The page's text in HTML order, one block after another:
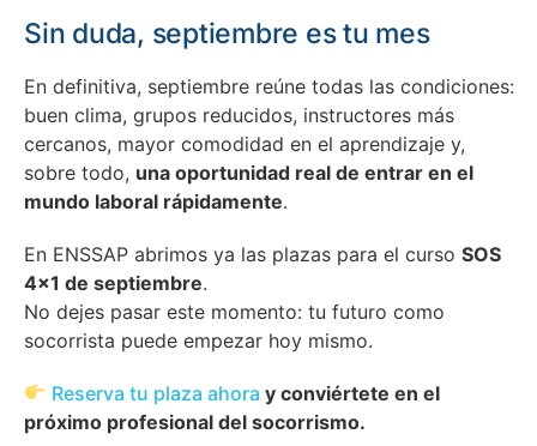
Sin duda, septiembre es tu mes
En definitiva, septiembre reúne todas las condiciones:
buen clima, grupos reducidos, instructores más
cercanos, mayor comodidad en el aprendizaje y,
sobre todo, una oportunidad real de entrar en el
mundo laboral rápidamente.
En ENSSAP abrimos ya las plazas para el curso SOS
4×1 de septiembre.
No dejes pasar este momento: tu futuro como
socorrista puede empezar hoy mismo.
Reserva tu plaza ahora y conviértete en el
próximo profesional del socorrismo.